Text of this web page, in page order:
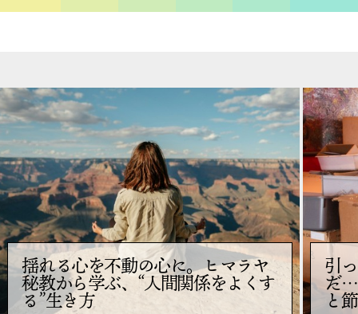
揺れる心を不動の心に。ヒマラヤ
秘教から学ぶ、“人間関係をよくす
る”生き方
引
だ…
と